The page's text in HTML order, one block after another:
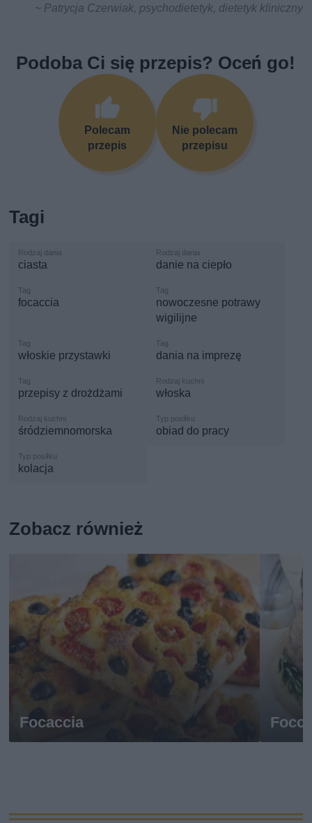
~ Patrycja Czerwiak, psychodietetyk, dietetyk kliniczny
Podoba Ci się przepis? Oceń go!
Polecam
przepis
Nie polecam
przepisu
Tagi
ciasta danie na ciepło
focaccia
nowoczesne potrawy
wigilijne
włoskie przystawki dania na imprezę
przepisy z drożdżami włoska
śródziemnomorska obiad do pracy
kolacja
Zobacz również
Focaccia